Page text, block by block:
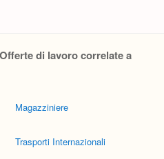
di lavoro correlate a
Magazziniere
Trasporti Internazionali